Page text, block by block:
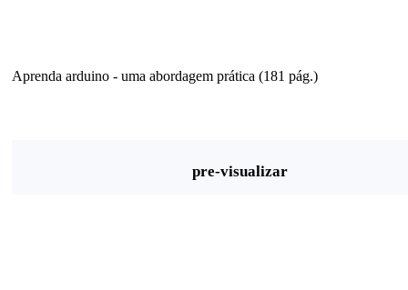
Aprenda arduino - uma abordagem prática (181 pág.)
pre-visualizar